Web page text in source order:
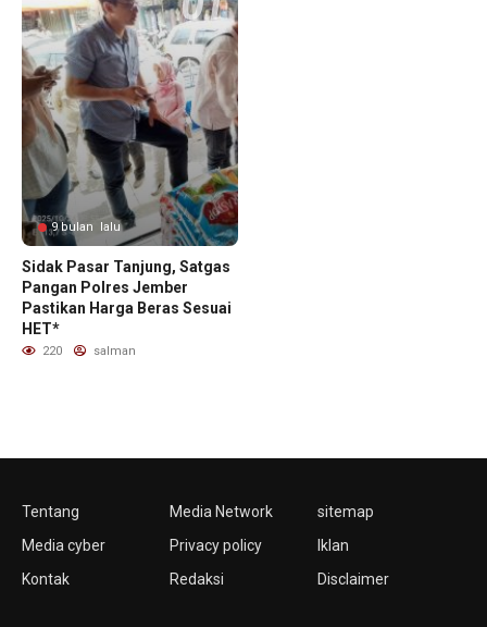
9 bulan lalu
Sidak Pasar Tanjung, Satgas
Pangan Polres Jember
Pastikan Harga Beras Sesuai
HET*
220 salman
Tentang
Media cyber
Kontak
Media Network
Privacy policy
Redaksi
sitemap
Iklan
Disclaimer